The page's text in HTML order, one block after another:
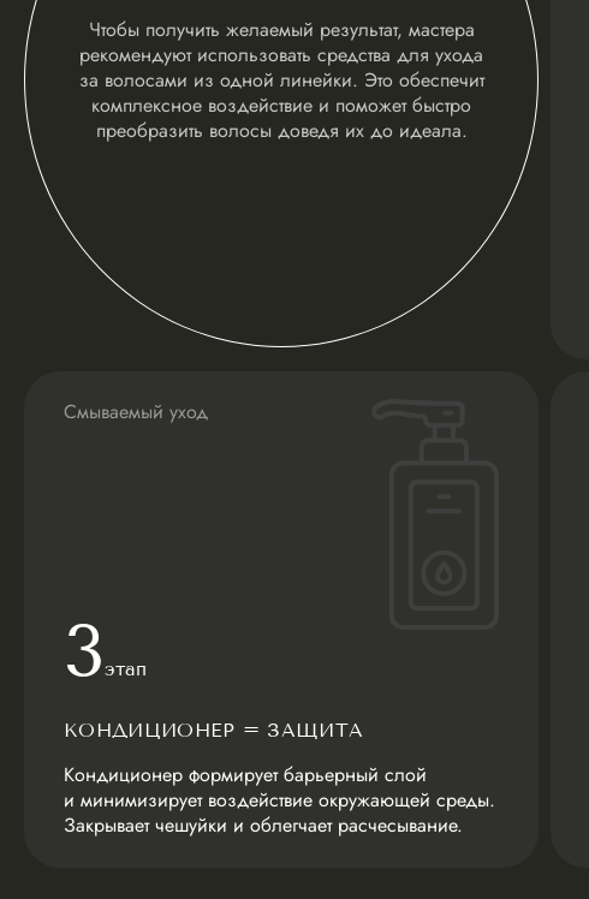
Чтобы получить желаемый результат, мастера
рекомендуют использовать средства для ухода
за волосами из одной линейки. Это обеспечит
комплексное воздействие и поможет быстро
преобразить волосы доведя их до идеала.
Смываемый уход
3этап
КОНДИЦИОНЕР = ЗАЩИТА
Кондиционер формирует барьерный слой
и минимизирует воздействие окружающей среды.
Закрывает чешуйки и облегчает расчесывание.